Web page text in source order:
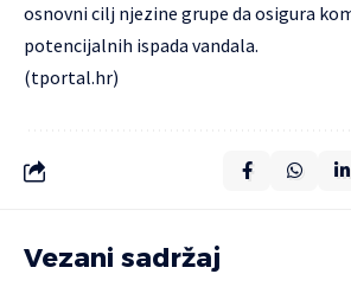
osnovni cilj njezine grupe da osigura
potencijalnih ispada vandala.
(tportal.hr)
Vezani sadržaj